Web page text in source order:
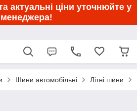
актуальні ціни уточнюйте у
менеджера!
Шини автомобільні Літні шини